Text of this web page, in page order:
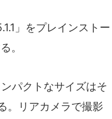
」をプレインストー
。
パクトなサイズはそ
。リアカメラで撮影